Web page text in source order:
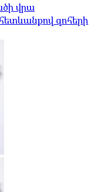
վրա
զոհերի